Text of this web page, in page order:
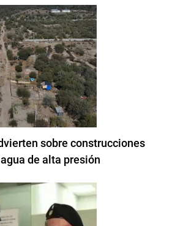
sobre construcciones
de alta presión